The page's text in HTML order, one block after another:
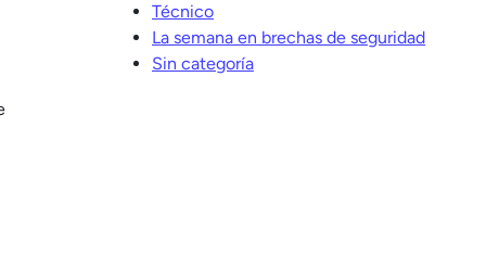
Técnico
La semana en brechas de seguridad
Sin categoría